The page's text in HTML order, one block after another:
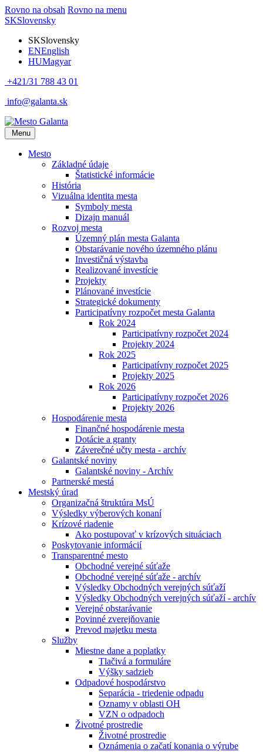
Rovno na obsah Rovno na menu
SKSlovensky
SKSlovensky
ENEnglish
HUMagyar
+421/31 788 43 01
info@galanta.sk
Menu
Mesto
Základné údaje
Štatistické informácie
História
Vizuálna identita mesta
Symboly mesta
Dizajn manuál
Rozvoj mesta
Územný plán mesta Galanta
Obstarávanie nového územného plánu
Investičná výstavba
Realizované investície
Projekty
Plánované investície
Strategické dokumenty
Participatívny rozpočet mesta Galanta
Rok 2024
Participatívny rozpočet 2024
Projekty 2024
Rok 2025
Participatívny rozpočet 2025
Projekty 2025
Rok 2026
Participatívny rozpočet 2026
Projekty 2026
Hospodárenie mesta
Finančné hospodárenie mesta
Dotácie a granty
Záverečné učty mesta - archív
Galantské noviny
Galantské noviny - Archív
Partnerské mestá
Mestský úrad
Organizačná štruktúra MsÚ
Výsledky výberových konaní
Krízové riadenie
Ako postupovať v krízových situáciach
Poskytovanie informácií
Transparentné mesto
Obchodné verejné súťaže
Obchodné verejné súťaže - archív
Výsledky Obchodných verejných súťaží
Výsledky Obchodných verejných súťaží - archív
Verejné obstarávanie
Povinné zverejňovanie
Prevod majetku mesta
Služby
Miestne dane a poplatky
Tlačivá a formuláre
Výšky sadzieb
Odpadové hospodárstvo
Separácia - triedenie odpadu
Oznamy v oblasti OH
VZN o odpadoch
Životné prostredie
Životné prostredie
Oznámenia o začatí konania o výrube